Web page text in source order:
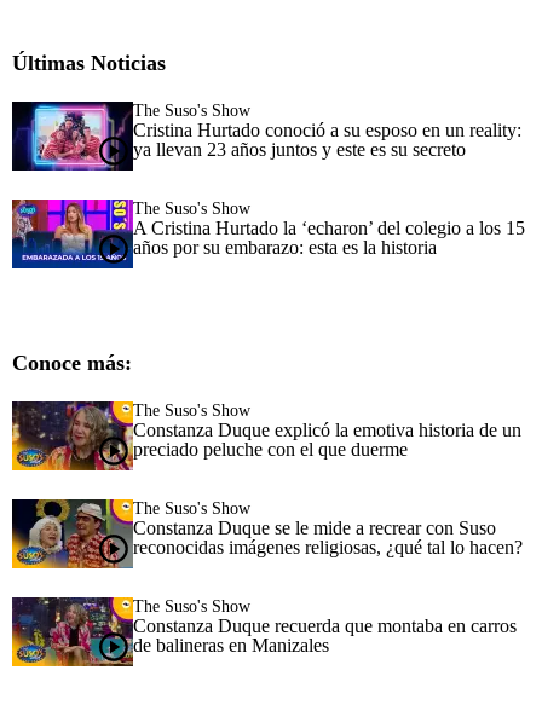
Últimas Noticias
The Suso's Show
Cristina Hurtado conoció a su esposo en un reality:
ya llevan 23 años juntos y este es su secreto
The Suso's Show
A Cristina Hurtado la ‘echaron’ del colegio a los 15
años por su embarazo: esta es la historia
Conoce más:
The Suso's Show
Constanza Duque explicó la emotiva historia de un
preciado peluche con el que duerme
The Suso's Show
Constanza Duque se le mide a recrear con Suso
reconocidas imágenes religiosas, ¿qué tal lo hacen?
The Suso's Show
Constanza Duque recuerda que montaba en carros
de balineras en Manizales